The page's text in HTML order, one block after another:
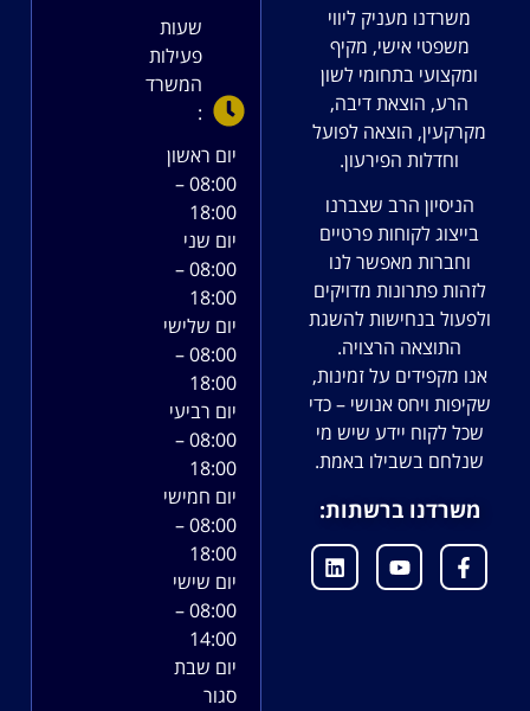
משרדנו מעניק ליווי
משפטי אישי, מקיף
ומקצועי בתחומי לשון
הרע, הוצאת דיבה,
מקרקעין, הוצאה לפועל
וחדלות הפירעון.
הניסיון הרב שצברנו
בייצוג לקוחות פרטיים
וחברות מאפשר לנו
לזהות פתרונות מדויקים
ולפעול בנחישות להשגת
התוצאה הרצויה.
אנו מקפידים על זמינות,
שקיפות ויחס אנושי – כדי
שכל לקוח יידע שיש מי
שנלחם בשבילו באמת.
משרדנו ברשתות:
שעות
פעילות
המשרד
:
יום ראשון
08:00 –
18:00
יום שני
08:00 –
18:00
יום שלישי
08:00 –
18:00
יום רביעי
08:00 –
18:00
יום חמישי
08:00 –
18:00
יום שישי
08:00 –
14:00
יום שבת
סגור